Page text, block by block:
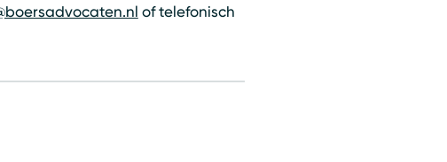
of telefonisch